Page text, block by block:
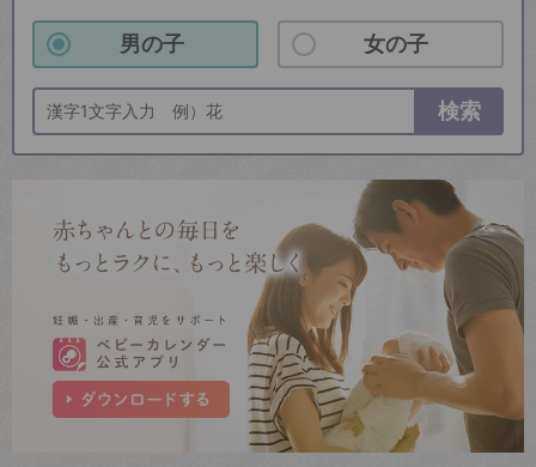
男の子 女の子
検索